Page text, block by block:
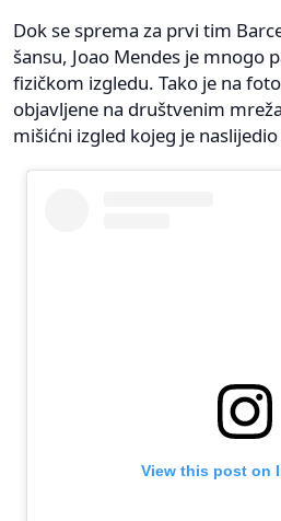
Dok se sprema za prvi tim
šansu, Joao Mendes je mnogo
fizičkom izgledu. Tako je na
objavljene na društvenim
mišićni izgled kojeg je
View this post on